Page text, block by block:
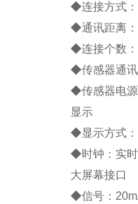
◆连接方式：
◆通讯距离
◆连接个数：
◆传感器通
◆传感器电
显示
◆显示方式：
◆时钟：实
大屏幕接口
◆信号：